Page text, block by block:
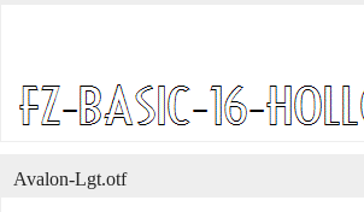
Avalon-Lgt.otf